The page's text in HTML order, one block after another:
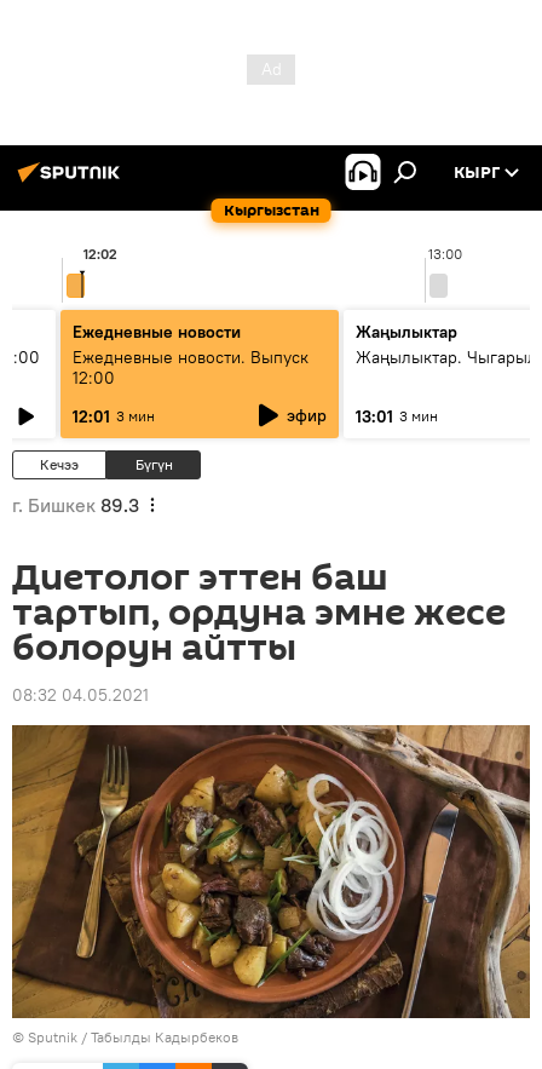
Кыргызстан
КЫРГ
13:00
12:02
Ежедневные новости
Ежедневные новости. Выпуск
12:00
12:01 3 мин эфир
Жаңылыктар
Жаңылыктар.
13:01 3 мин
Кечээ Бүгүн
г. Бишкек 89.3
Диетолог эттен баш
тартып, ордуна эмне жесе
болорун айтты
08:32 04.05.2021
© Sputnik / Табылды Кадырбеков